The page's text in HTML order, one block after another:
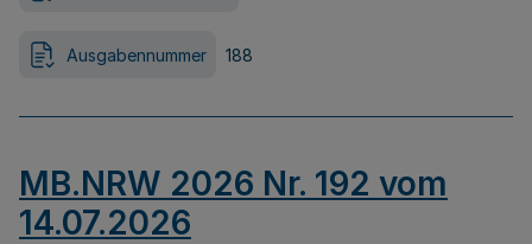
Ausgabennummer 188
MB.NRW 2026 Nr. 192 vom
14.07.2026